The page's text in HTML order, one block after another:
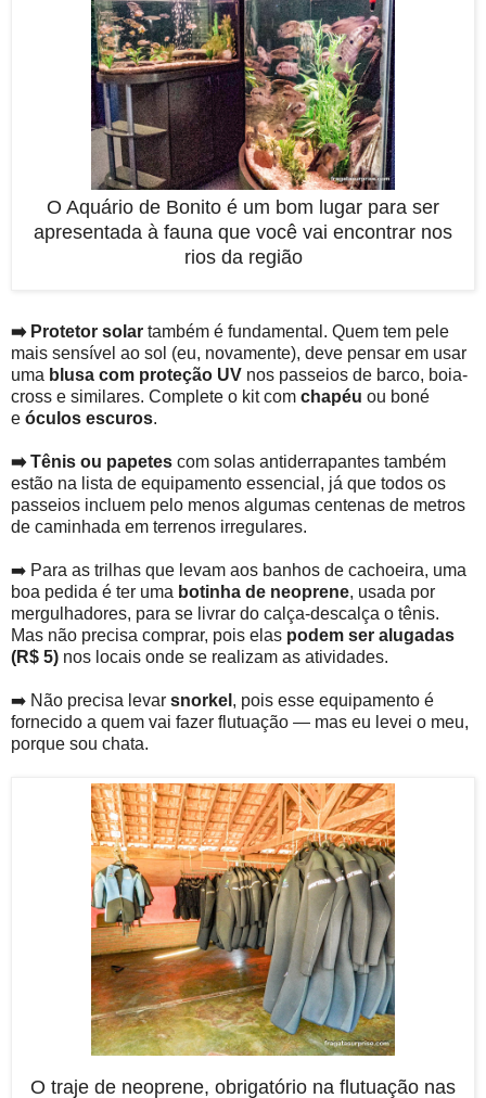
O Aquário de Bonito é um bom lugar para ser
apresentada à fauna que você vai encontrar nos
rios da região
➡️ Protetor solar também é fundamental. Quem tem pele
mais sensível ao sol (eu, novamente), deve pensar em usar
uma blusa com proteção UV nos passeios de barco, boia-
cross e similares. Complete o kit com chapéu ou boné
e óculos escuros.
➡️ Tênis ou papetes com solas antiderrapantes também
estão na lista de equipamento essencial, já que todos os
passeios incluem pelo menos algumas centenas de metros
de caminhada em terrenos irregulares.
➡️ Para as trilhas que levam aos banhos de cachoeira, uma
boa pedida é ter uma botinha de neoprene, usada por
mergulhadores, para se livrar do calça-descalça o tênis.
Mas não precisa comprar, pois elas podem ser alugadas
(R$ 5) nos locais onde se realizam as atividades.
➡️ Não precisa levar snorkel , pois esse equipamento é
fornecido a quem vai fazer flutuação — mas eu levei o meu,
porque sou chata.
O traje de neoprene, obrigatório na flutuação nas